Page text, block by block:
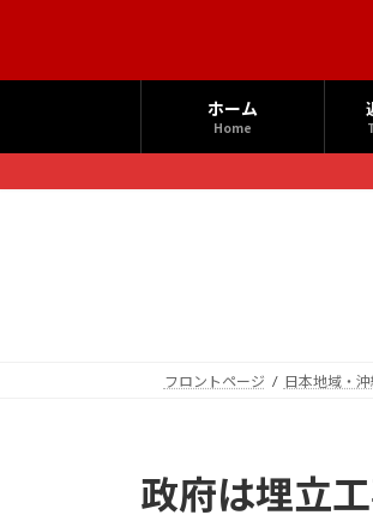
へ
ス
ョ
ン
ホーム
Home
フロントページ 日本地域・
政府は埋立